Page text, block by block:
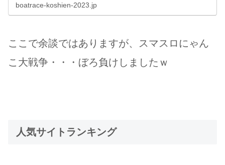
boatrace-koshien-2023.jp
ここで余談ではありますが、スマスロにゃん
こ大戦争・・・ぼろ負けしましたｗ
人気サイトランキング